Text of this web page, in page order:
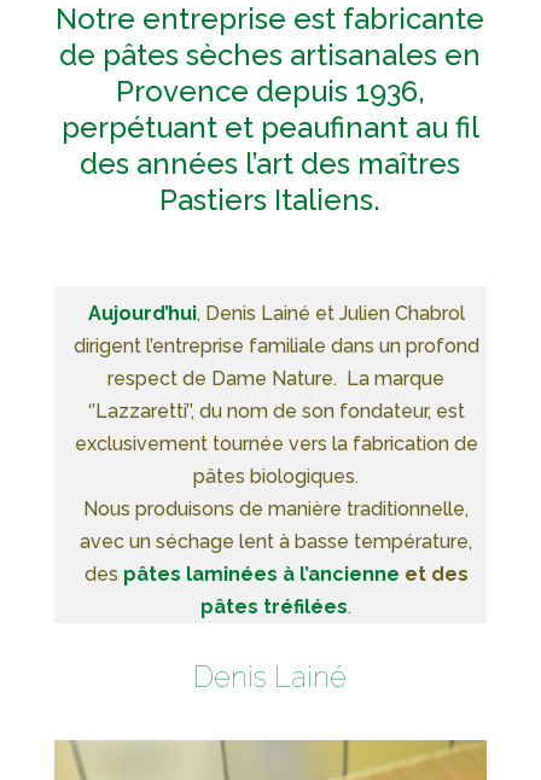
Notre entreprise est fabricante
de pâtes sèches artisanales en
Provence depuis 1936,
perpétuant et peaufinant au fil
des années l’art des maîtres
Pastiers Italiens.
Aujourd’hui, Denis Lainé et Julien Chabrol
dirigent l’entreprise familiale dans un profond
respect de Dame Nature. La marque
‘’Lazzaretti’’, du nom de son fondateur, est
exclusivement tournée vers la fabrication de
pâtes biologiques.
Nous produisons de manière traditionnelle,
avec un séchage lent à basse température,
des pâtes laminées à l’ancienne et des
pâtes tréfilées.
Denis Lainé